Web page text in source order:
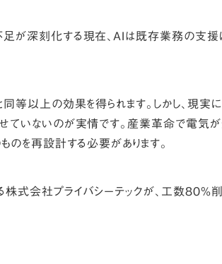
が深刻化する現在、AIは既存業務の支援
等以上の効果を得られます。しかし、現
ていないのが実情です。産業革命で電気
のを再設計する必要があります。
株式会社プライバシーテックが、工数